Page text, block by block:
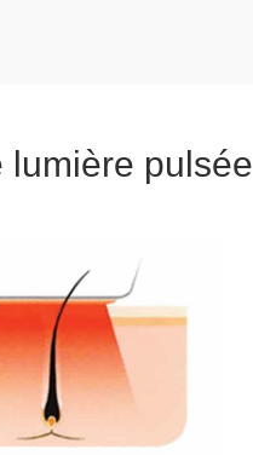
lumière pulsée